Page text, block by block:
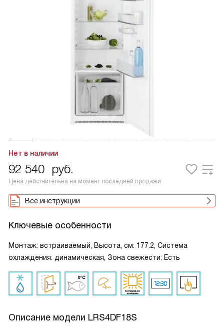
Нет в наличии
92 540 руб.
Цена действительна на момент последней продажи
Все инструкции
Ключевые особенности
Монтаж: встраиваемый, Высота, см: 177.2, Система
охлаждения: динамическая, Зона свежести: Есть
Описание модели LRS4DF18S